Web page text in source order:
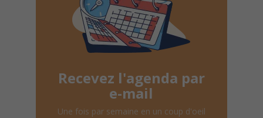
Recevez l'agenda par
e-mail
Une fois par semaine en un coup d'oeil